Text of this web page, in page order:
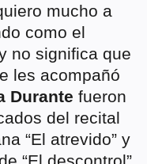
mucho a
como el
no significa que
les acompañó
Durante fueron
del recital
“El atrevido” y